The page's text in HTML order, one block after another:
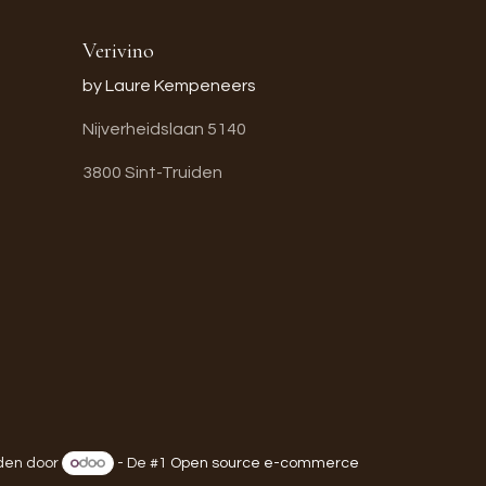
Verivino
by Laure Kempeneers
Nijverheidslaan 5140
3800 Sint-Truiden
door - De #1 Open source e-commerce